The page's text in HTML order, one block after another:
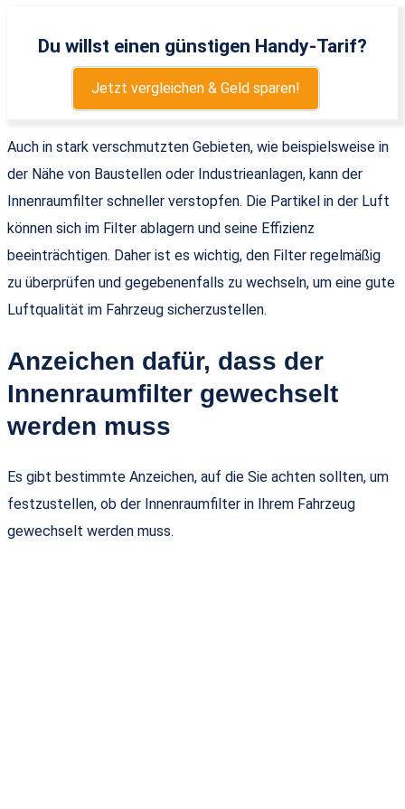
Du willst einen günstigen Handy-Tarif?
Jetzt vergleichen & Geld sparen!
Auch in stark verschmutzten Gebieten, wie beispielsweise in
der Nähe von Baustellen oder Industrieanlagen, kann der
Innenraumfilter schneller verstopfen. Die Partikel in der Luft
können sich im Filter ablagern und seine Effizienz
beeinträchtigen. Daher ist es wichtig, den Filter regelmäßig
zu überprüfen und gegebenenfalls zu wechseln, um eine gute
Luftqualität im Fahrzeug sicherzustellen.
Anzeichen dafür, dass der
Innenraumfilter gewechselt
werden muss
Es gibt bestimmte Anzeichen, auf die Sie achten sollten, um
festzustellen, ob der Innenraumfilter in Ihrem Fahrzeug
gewechselt werden muss.